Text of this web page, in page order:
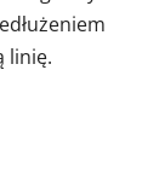
linię.